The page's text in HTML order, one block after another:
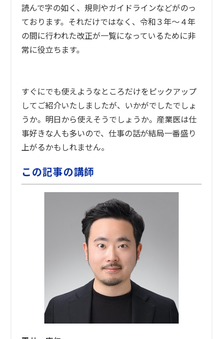
読んで字の如く、規則やガイドラインなどがのっ
ております。それだけではなく、令和３年〜４年
の間に行われた改正が一覧になっているために非
常に役立ちます。
すぐにでも使えようなところだけをピックアップ
してご紹介いたしましたが、いかがでしたでしょ
うか。明日から使えそうでしょうか。産業医は仕
事好きな人も多いので、仕事の話が結局一番盛り
上がるかもしれません。
この記事の講師